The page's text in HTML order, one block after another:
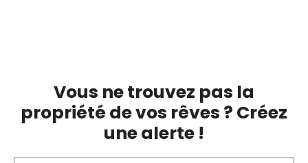
Vous ne trouvez pas la
propriété de vos rêves ? Créez
une alerte !